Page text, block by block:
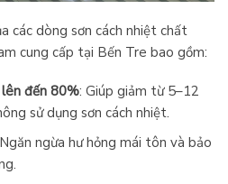
các dòng sơn cách nhiệt chất
cung cấp tại Bến Tre bao gồm:
đến 80%: Giúp giảm từ 5–12
sử dụng sơn cách nhiệt.
ngừa hư hỏng mái tôn và bảo